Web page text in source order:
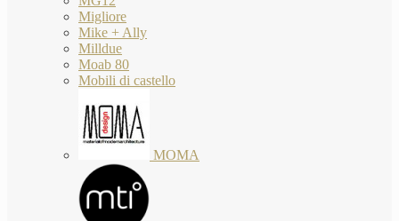
Migliore
Mike + Ally
Milldue
Moab 80
Mobili di castello
MOMA